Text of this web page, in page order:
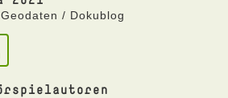
/ Dokublog